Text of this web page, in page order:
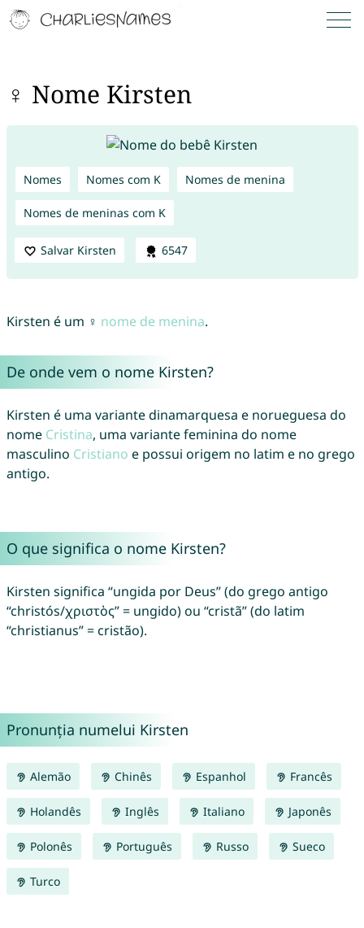
♀ Nome Kirsten
Nomes Nomes com K Nomes de menina
Nomes de meninas com K
Salvar Kirsten 6547
Kirsten é um ♀ nome de menina.
De onde vem o nome Kirsten?
Kirsten é uma variante dinamarquesa e norueguesa do
nome Cristina, uma variante feminina do nome
masculino Cristiano e possui origem no latim e no grego
antigo.
O que significa o nome Kirsten?
Kirsten significa “ungida por Deus” (do grego antigo
“christós/χριστὸς” = ungido) ou “cristã” (do latim
“christianus” = cristão).
Pronunția numelui Kirsten
Alemão Chinês Espanhol Francês
Holandês Inglês Italiano Japonês
Polonês Português Russo Sueco
Turco